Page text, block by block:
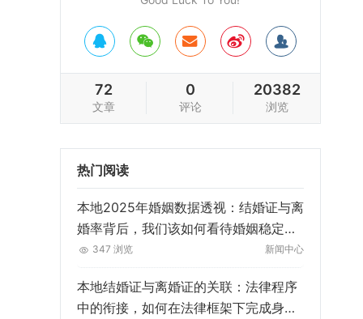
72
文章
0
评论
20382
浏览
热门阅读
本地2025年婚姻数据透视：结婚证与离
婚率背后，我们该如何看待婚姻稳定
性？347 浏览 新闻中心
本地结婚证与离婚证的关联：法律程序
中的衔接，如何在法律框架下完成身份